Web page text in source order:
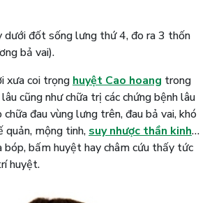
dưới đốt sống lưng thứ 4, đo ra 3 thốn
bả vai).
xưa coi trọnghuyệt Cao hoang trong
cũng như chữa trị các chứng bệnh lâu
đau vùng lưng trên, đau bả vai, khó
quản, mộng tinh,suy nhược thần kinh…
bóp, bấm huyệt hay châm cứu thấy tức
huyệt.